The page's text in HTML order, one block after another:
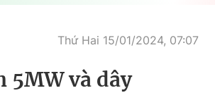
Thứ Hai 15/01/2024, 07:07
5MW và dây